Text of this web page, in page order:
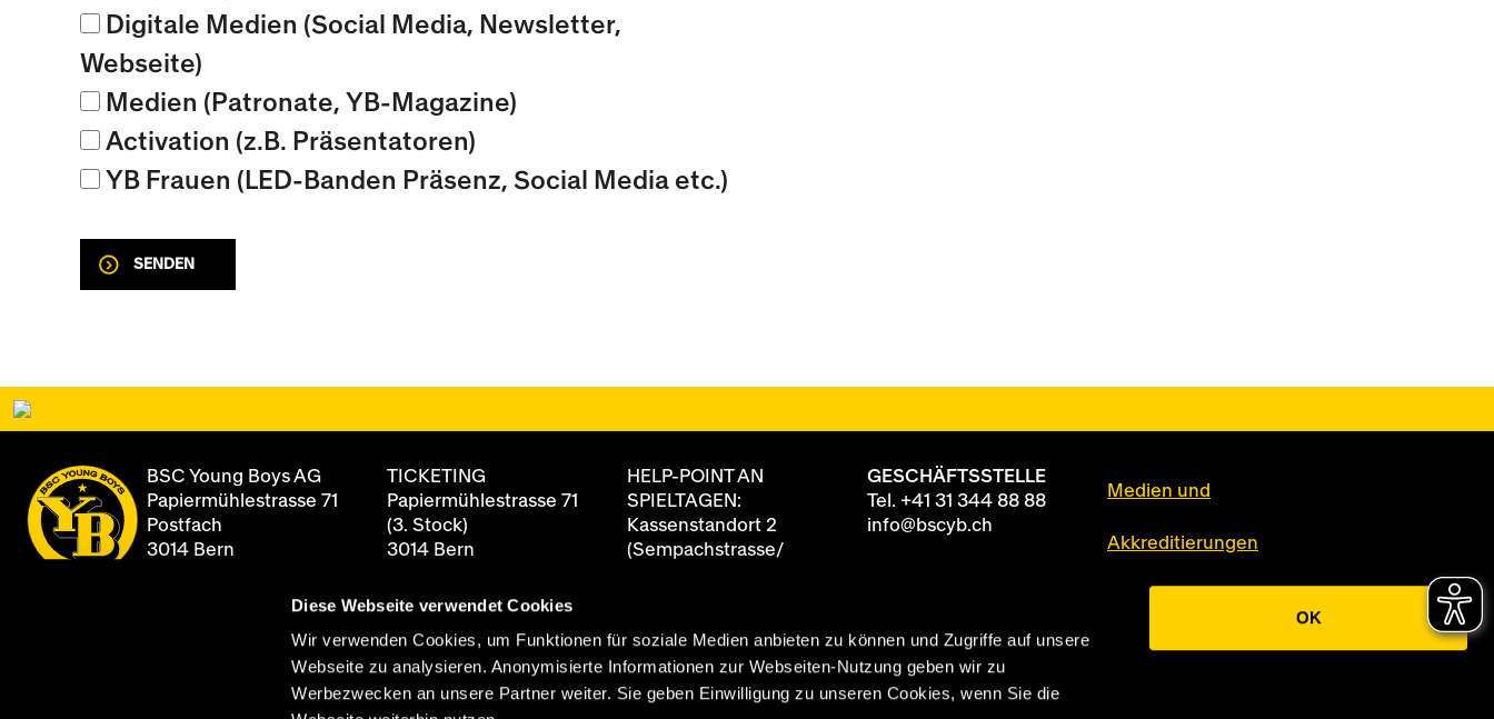
Diese Webseite verwendet Cookies
Wir verwenden Cookies, um Funktionen für soziale Medien anbieten zu können und Zugriffe auf unsere
Webseite zu analysieren. Anonymisierte Informationen zur Webseiten-Nutzung geben wir zu
Werbezwecken an unsere Partner weiter. Sie geben Einwilligung zu unseren Cookies, wenn Sie die
OK
Digitale Medien (Social Media, Newsletter,
Webseite)
Medien (Patronate, YB-Magazine)
Activation (z.B. Präsentatoren)
YB Frauen (LED-Banden Präsenz, Social Media etc.)
SENDEN
BSC Young Boys AG
Papiermühlestrasse 71
Postfach
3014 Bern
TICKETING
Papiermühlestrasse 71
(3. Stock)
3014 Bern
+41 31 344 88 88
Öffnungszeiten
Montag - Freitag
08:00 - 12:00 Uhr
13:00 - 17:00 Uhr
HELP-POINT AN
SPIELTAGEN:
Kassenstandort 2
(Sempachstrasse/
90 Minuten vor
GESCHÄFTSSTELLE
Tel. +41 31 344 88 88
info@bscyb.ch
Medien und
Akkreditierungen
Datenschutz
Impressum